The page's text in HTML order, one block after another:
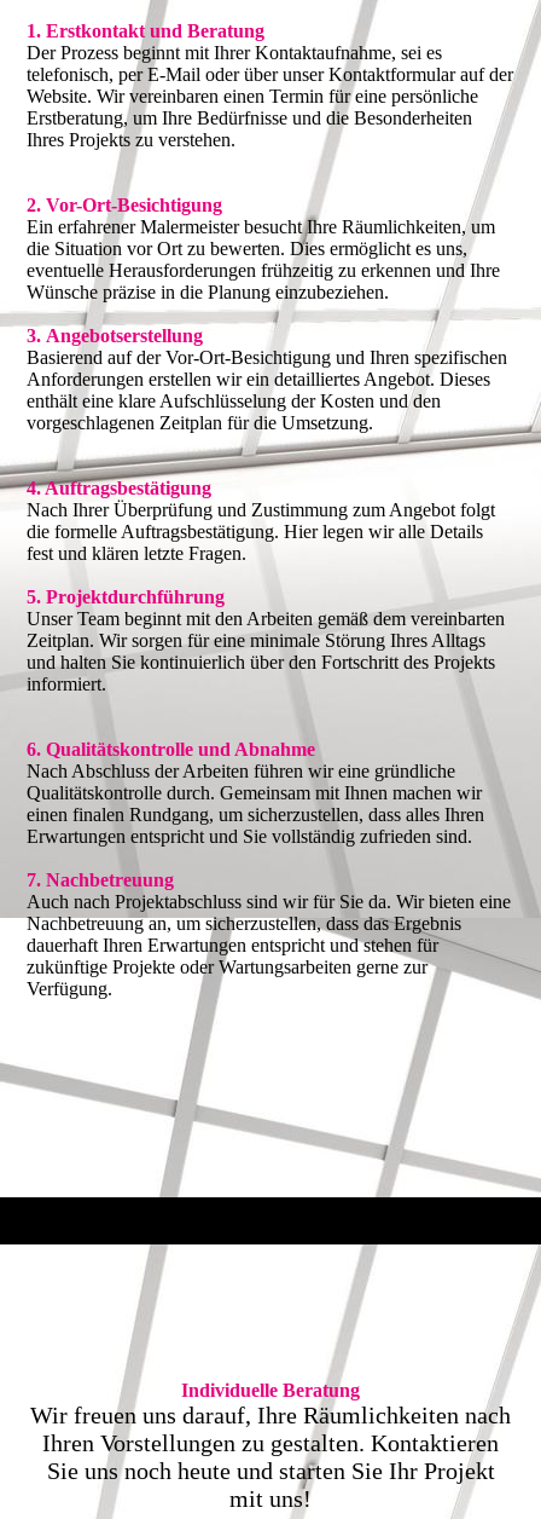
1. Erstkontakt und Beratung
Der Prozess beginnt mit Ihrer Kontaktaufnahme, sei es
telefonisch, per E-Mail oder über unser Kontaktformular auf der
Website. Wir vereinbaren einen Termin für eine persönliche
Erstberatung, um Ihre Bedürfnisse und die Besonderheiten
Ihres Projekts zu verstehen.
2. Vor-Ort-Besichtigung
Ein erfahrener Malermeister besucht Ihre Räumlichkeiten, um
die Situation vor Ort zu bewerten. Dies ermöglicht es uns,
eventuelle Herausforderungen frühzeitig zu erkennen und Ihre
Wünsche präzise in die Planung einzubeziehen.
3. Angebotserstellung
Basierend auf der Vor-Ort-Besichtigung und Ihren spezifischen
Anforderungen erstellen wir ein detailliertes Angebot. Dieses
enthält eine klare Aufschlüsselung der Kosten und den
vorgeschlagenen Zeitplan für die Umsetzung.
4. Auftragsbestätigung
Nach Ihrer Überprüfung und Zustimmung zum Angebot folgt
die formelle Auftragsbestätigung. Hier legen wir alle Details
fest und klären letzte Fragen.
5. Projektdurchführung
Unser Team beginnt mit den Arbeiten gemäß dem vereinbarten
Zeitplan. Wir sorgen für eine minimale Störung Ihres Alltags
und halten Sie kontinuierlich über den Fortschritt des Projekts
informiert.
6. Qualitätskontrolle und Abnahme
Nach Abschluss der Arbeiten führen wir eine gründliche
Qualitätskontrolle durch. Gemeinsam mit Ihnen machen wir
einen finalen Rundgang, um sicherzustellen, dass alles Ihren
Erwartungen entspricht und Sie vollständig zufrieden sind.
7. Nachbetreuung
Auch nach Projektabschluss sind wir für Sie da. Wir bieten eine
Nachbetreuung an, um sicherzustellen, dass das Ergebnis
dauerhaft Ihren Erwartungen entspricht und stehen für
zukünftige Projekte oder Wartungsarbeiten gerne zur
Verfügung.
Individuelle Beratung
Wir freuen uns darauf, Ihre Räumlichkeiten nach
Ihren Vorstellungen zu gestalten. Kontaktieren
Sie uns noch heute und starten Sie Ihr Projekt
mit uns!